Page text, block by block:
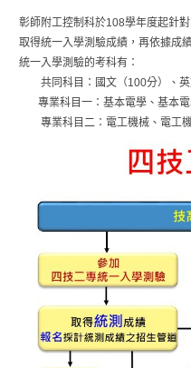
彰師附工控制科於108學年度起針
取得統一入學測驗成績，再依據成
統一入學測驗的考科有：
共同科目：國文（100分）、英
專業科目一：基本電學、基本電
專業科目二：電工機械、電工機